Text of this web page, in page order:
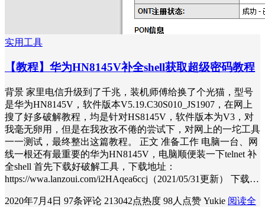
实用工具
【教程】华为HN8145V补全shell获取超级密码教程
背景 家里电信升级到了千兆，装机师傅给换了个光猫，型号
是华为HN8145V，软件版本V5.19.C30S010_JS1907，在网上
搜了好多破解教程，均是针对HS8145V，软件版本为V3，对
我毫无卵用，但是在我孜孜不倦的尝试下，对网上的一坨工具
一一测试，最终整出这篇教程。 正文 准备工作 电脑一台、网
线一根还有最重要的华为HN8145V，电脑顺便装一下telnet 补
全shell 首先下载好破解工具，下载地址：
https://wwa.lanzoui.com/i2HAqea6ccj（2021/05/31更新） 下载…
2020年7月4日 97条评论 213042点热度 98人点赞 Yukie 阅读全